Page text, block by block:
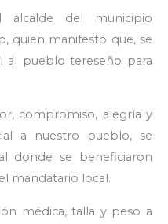
del municipio
quien manifestó que, se
al pueblo tereseño para
compromiso, alegría y
a nuestro pueblo, se
donde se beneficiaron
mandatario local.
médica, talla y peso a